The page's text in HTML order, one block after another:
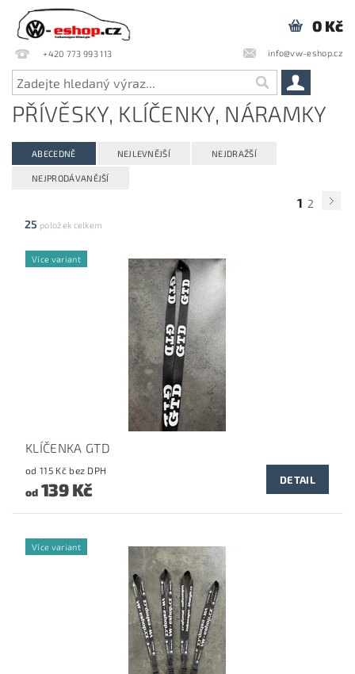
+420 773 993 113 info@vw-eshop.cz
0 Kč
PŘÍVĚSKY, KLÍČENKY, NÁRAMKY
ABECEDNĚ NEJLEVNĚJŠÍ NEJDRAŽŠÍ
NEJPRODÁVANĚJŠÍ
1 2
25 položek celkem
Více variant
KLÍČENKA GTD
od 115 Kč bez DPH
od139 Kč DETAIL
Více variant